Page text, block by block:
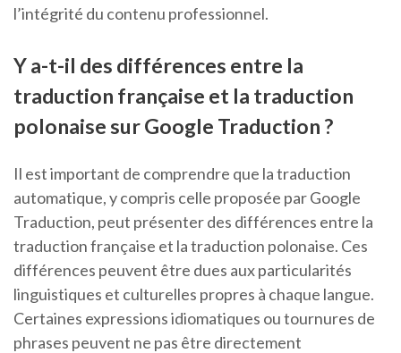
l’intégrité du contenu professionnel.
Y a-t-il des différences entre la
traduction française et la traduction
polonaise sur Google Traduction ?
Il est important de comprendre que la traduction
automatique, y compris celle proposée par Google
Traduction, peut présenter des différences entre la
traduction française et la traduction polonaise. Ces
différences peuvent être dues aux particularités
linguistiques et culturelles propres à chaque langue.
Certaines expressions idiomatiques ou tournures de
phrases peuvent ne pas être directement